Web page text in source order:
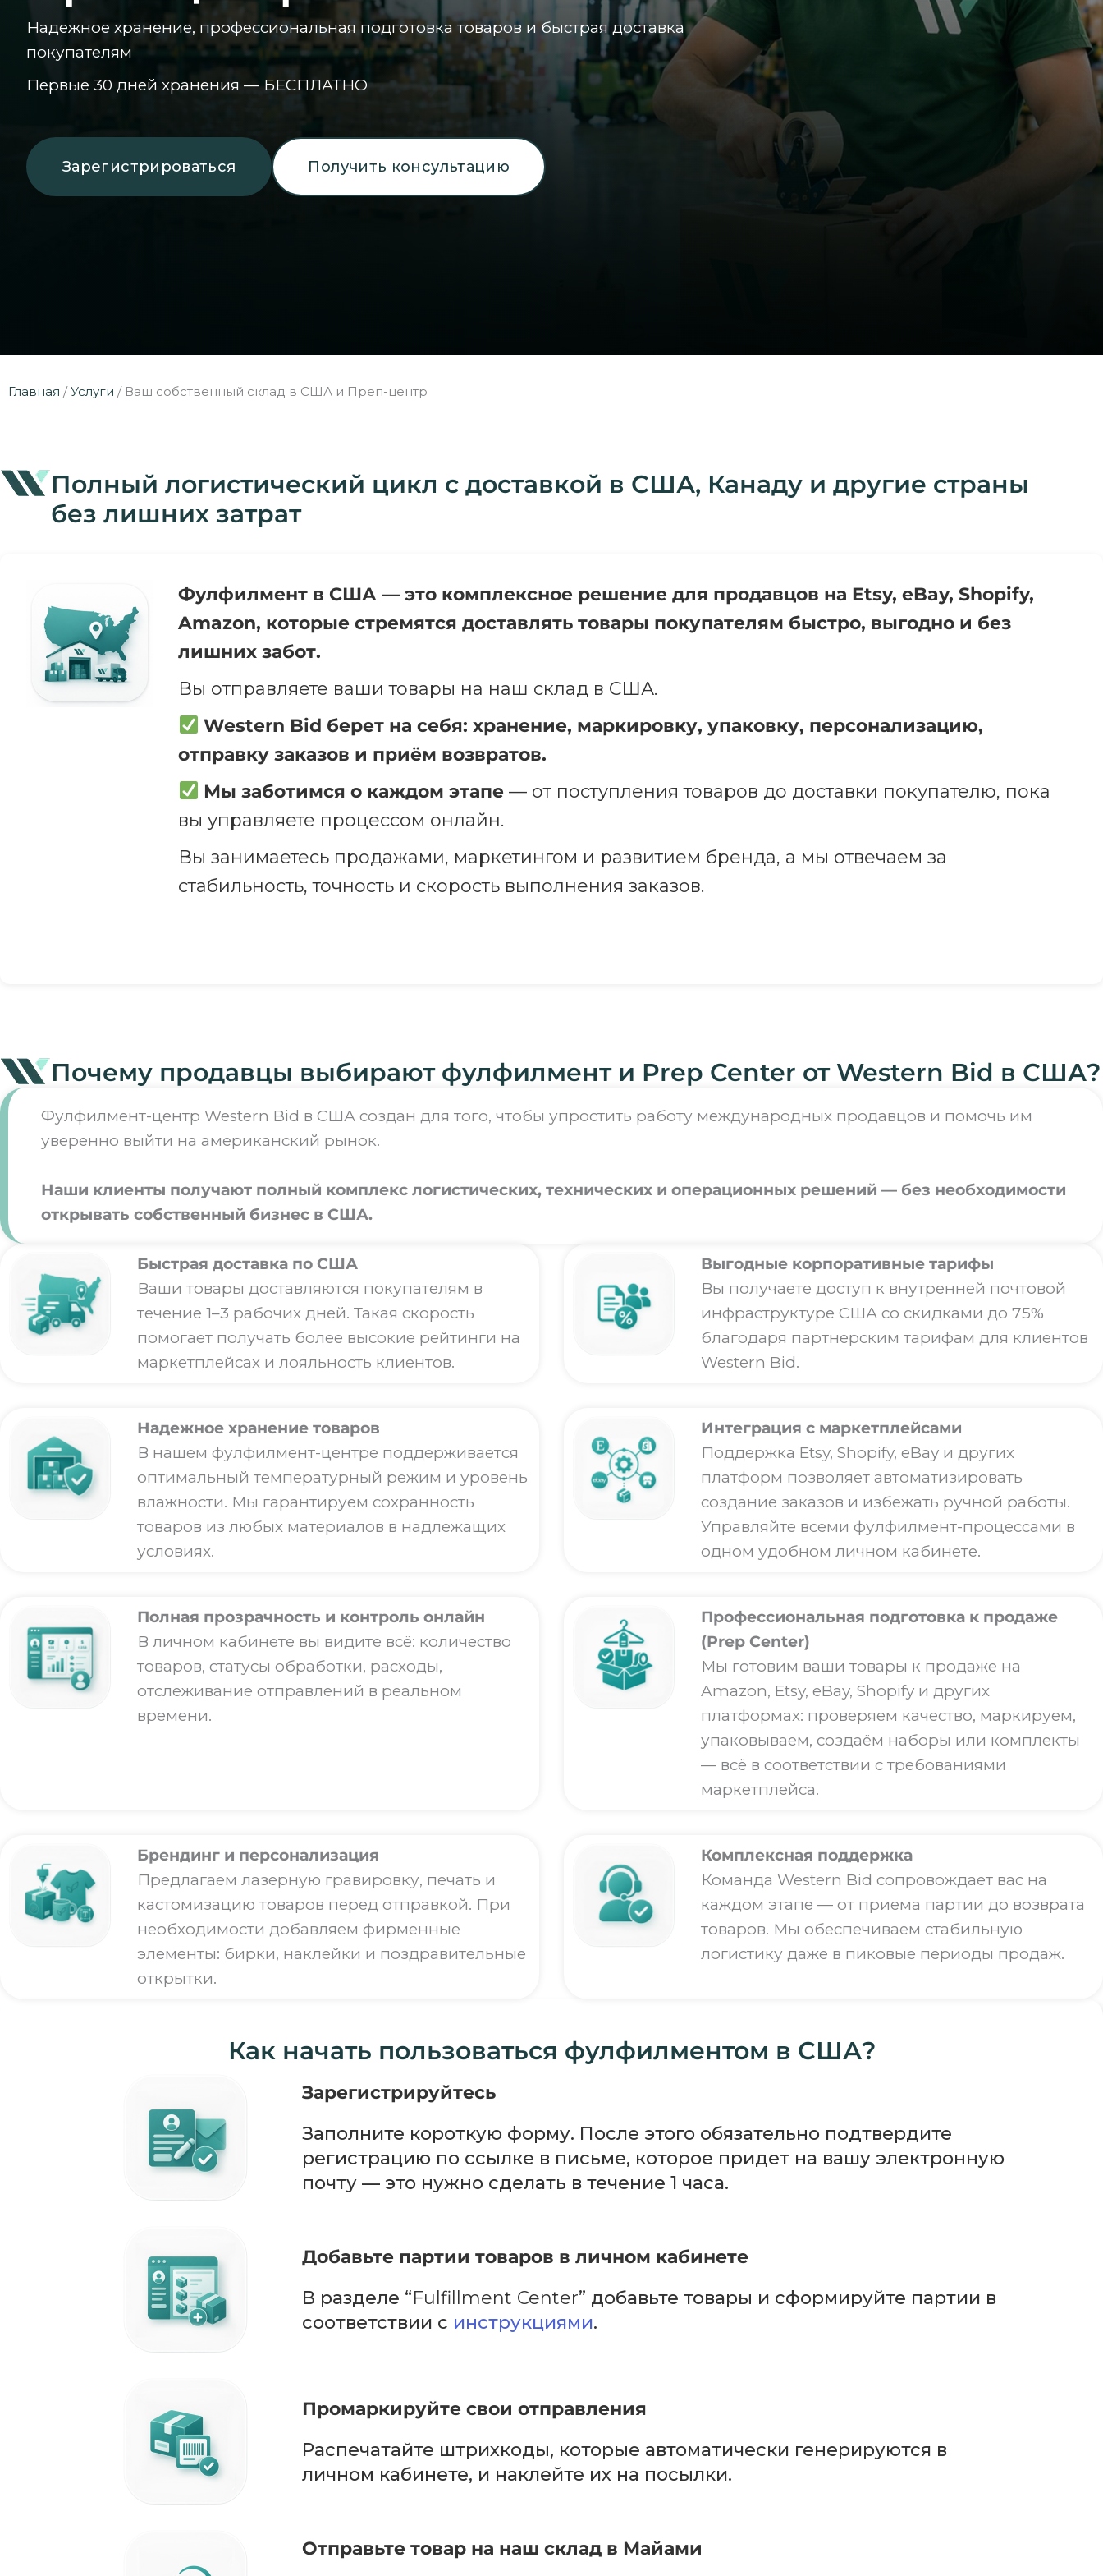
Надежное хранение, профессиональная подготовка товаров и быстрая доставка
покупателям
Первые 30 дней хранения — БЕСПЛАТНО
Зарегистрироваться Получить консультацию
Главная /Услуги / Ваш собственный склад в США и Преп-центр
Полный логистический цикл с доставкой в США, Канаду и другие страны
без лишних затрат
Фулфилмент в США — это комплексное решение для продавцов на Etsy, eBay, Shopify,
Amazon, которые стремятся доставлять товары покупателям быстро, выгодно и без
лишних забот.
Вы отправляете ваши товары на наш склад в США.
Western Bid берет на себя: хранение, маркировку, упаковку, персонализацию,
отправку заказов и приём возвратов.
Мы заботимся о каждом этапе — от поступления товаров до доставки покупателю, пока
вы управляете процессом онлайн.
Вы занимаетесь продажами, маркетингом и развитием бренда, а мы отвечаем за
стабильность, точность и скорость выполнения заказов.
Почему продавцы выбирают фулфилмент и Prep Center от Western Bid в США?
Фулфилмент-центр Western Bid в США создан для того, чтобы упростить работу международных продавцов и помочь им
уверенно выйти на американский рынок.
Наши клиенты получают полный комплекс логистических, технических и операционных решений — без необходимости
открывать собственный бизнес в США.
Быстрая доставка по США
Ваши товары доставляются покупателям в
течение 1–3 рабочих дней. Такая скорость
помогает получать более высокие рейтинги на
маркетплейсах и лояльность клиентов.
Выгодные корпоративные тарифы
Вы получаете доступ к внутренней почтовой
инфраструктуре США со скидками до 75%
благодаря партнерским тарифам для клиентов
Western Bid.
Надежное хранение товаров
В нашем фулфилмент-центре поддерживается
оптимальный температурный режим и уровень
влажности. Мы гарантируем сохранность
товаров из любых материалов в надлежащих
условиях.
Интеграция с маркетплейсами
Поддержка Etsy, Shopify, eBay и других
платформ позволяет автоматизировать
создание заказов и избежать ручной работы.
Управляйте всеми фулфилмент-процессами в
одном удобном личном кабинете.
Полная прозрачность и контроль онлайн
В личном кабинете вы видите всё: количество
товаров, статусы обработки, расходы,
отслеживание отправлений в реальном
времени.
Профессиональная подготовка к продаже
(Prep Center)
Мы готовим ваши товары к продаже на
Amazon, Etsy, eBay, Shopify и других
платформах: проверяем качество, маркируем,
упаковываем, создаём наборы или комплекты
— всё в соответствии с требованиями
маркетплейса.
Брендинг и персонализация
Предлагаем лазерную гравировку, печать и
кастомизацию товаров перед отправкой. При
необходимости добавляем фирменные
элементы: бирки, наклейки и поздравительные
открытки.
Комплексная поддержка
Команда Western Bid сопровождает вас на
каждом этапе — от приема партиидо возврата
товаров. Мы обеспечиваем стабильную
логистику даже в пиковые периоды продаж.
Как начать пользоваться фулфилментом в США?
Зарегистрируйтесь
Заполните короткую форму. После этого обязательно подтвердите
регистрацию по ссылке в письме, которое придет на вашу электронную
почту — это нужно сделать в течение 1 часа.
Добавьте партии товаров в личном кабинете
В разделе “Fulfillment Center” добавьте товары и сформируйте партии в
соответствии с инструкциями.
Промаркируйте свои отправления
Распечатайте штрихкоды, которые автоматически генерируются в
личном кабинете, и наклейте их на посылки.
Отправьте товар на наш склад в Майами